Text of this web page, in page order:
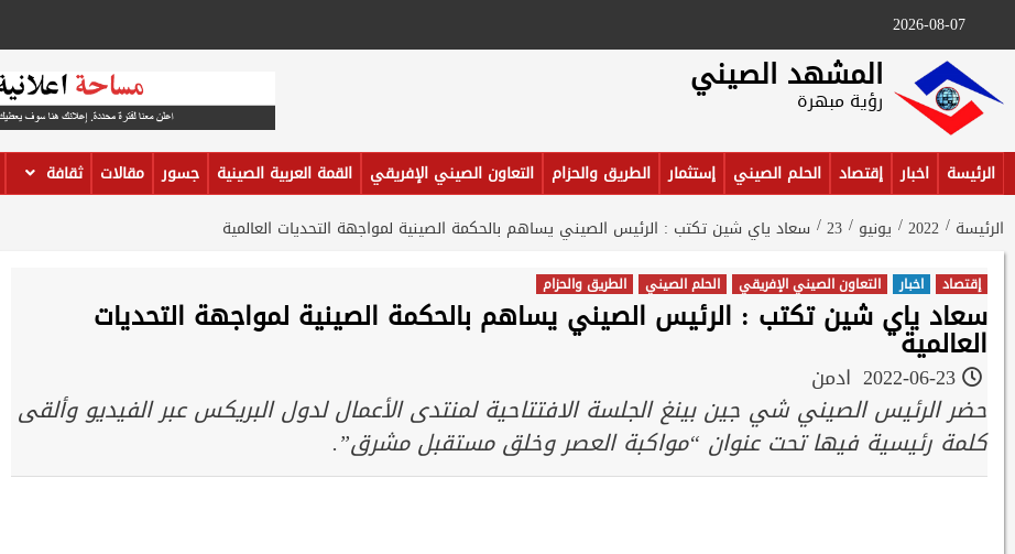
2026-08-07
المشهد الصيني
رؤية مبهرة
الرئيسة اخبار إقتصاد الحلم الصيني إستثمار الطريق والحزام التعاون الصيني الإفريقي القمة العربية الصينية جسور مقالات ثقافة
الرئيسة 2022 يونيو 23 سعاد ياي شين تكتب : الرئيس الصيني يساهم بالحكمة الصينية لمواجهة التحديات العالمية
إقتصاد اخبار التعاون الصيني الإفريقي الحلم الصيني الطريق والحزام
سعاد ياي شين تكتب : الرئيس الصيني يساهم بالحكمة الصينية لمواجهة التحديات
العالمية
ادمن
حضر الرئيس الصيني شي جين بينغ الجلسة الافتتاحية لمنتدى الأعمال لدول البريكس عبر الفيديو وألقى
كلمة رئيسية فيها تحت عنوان “مواكبة العصر وخلق مستقبل مشرق”.